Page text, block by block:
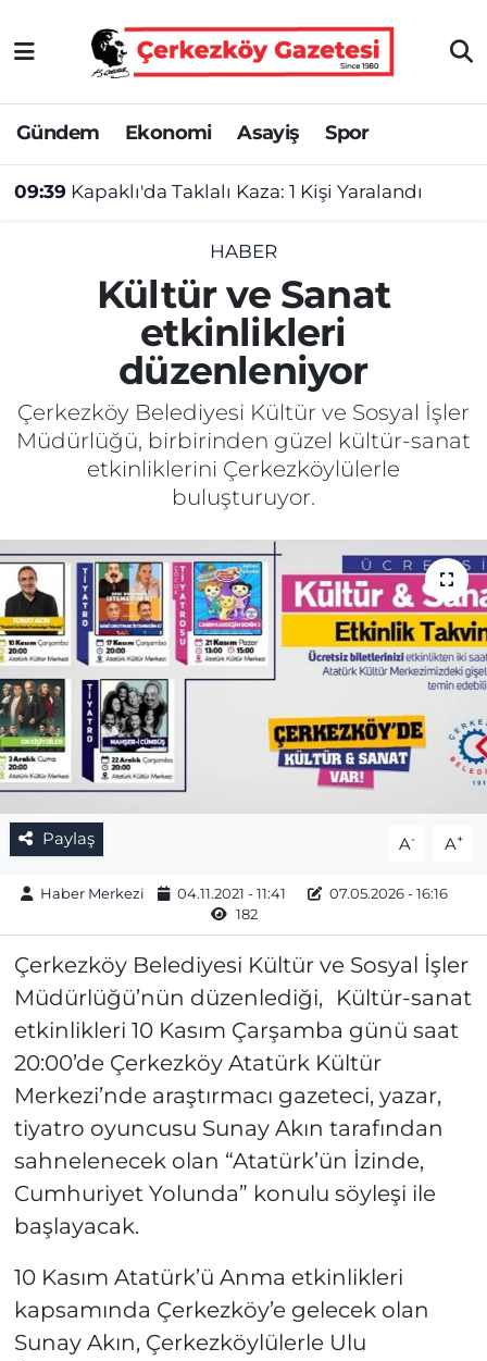
Gündem Ekonomi Asayiş Spor
09:39 Kapaklı'da Taklalı Kaza: 1 Kişi Yaralandı
HABER
Kültür ve Sanat
etkinlikleri
düzenleniyor
Çerkezköy Belediyesi Kültür ve Sosyal İşler
Müdürlüğü, birbirinden güzel kültür-sanat
etkinliklerini Çerkezköylülerle
buluşturuyor.
Paylaş A- A+
Haber Merkezi 04.11.2021 - 11:41
07.05.2026 - 16:16
182
Çerkezköy Belediyesi Kültür ve Sosyal İşler
Müdürlüğü’nün düzenlediği, Kültür-sanat
etkinlikleri 10 Kasım Çarşamba günü saat
20:00’de Çerkezköy Atatürk Kültür
Merkezi’nde araştırmacı gazeteci, yazar,
tiyatro oyuncusu Sunay Akın tarafından
sahnelenecek olan “Atatürk’ün İzinde,
Cumhuriyet Yolunda” konulu söyleşi ile
başlayacak.
10 Kasım Atatürk’ü Anma etkinlikleri
kapsamında Çerkezköy’e gelecek olan
Sunay Akın, Çerkezköylülerle Ulu
Asayiş
Ekonomi
Gündem
Kültür&Sanat
Manşet
SAĞLIK
Spor
İletişim
Künye
Topluluk Kuralları
Yayın İlkeleri
Tekirdağ Nöbetçi Eczaneler
Tekirdağ Hava Durumu
Tekirdağ Namaz Vakitleri
Tekirdağ Trafik Yoğunluk Haritası
Süper Lig Puan Durumu ve Fikstür
Tüm Manşetler
Son Dakika Haberleri
Haber Arşivi